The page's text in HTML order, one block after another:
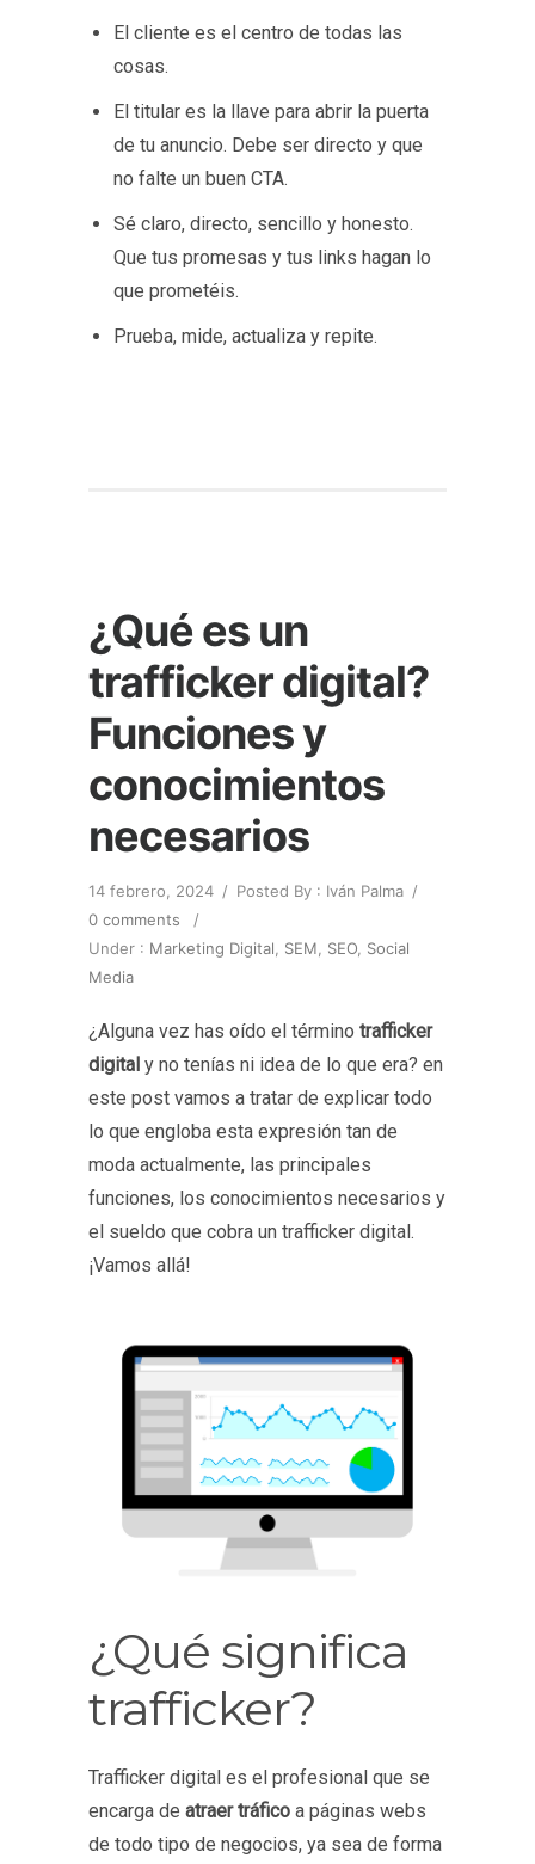
El cliente es el centro de todas las
cosas.
El titular es la llave para abrir la puerta
de tu anuncio. Debe ser directo y que
no falte un buen CTA.
Sé claro, directo, sencillo y honesto.
Que tus promesas y tus links hagan lo
que prometéis.
Prueba, mide, actualiza y repite.
¿Qué es un
trafficker digital?
Funciones y
conocimientos
necesarios
14 febrero, 2024 / Posted By : Iván Palma /
0 comments
/
Under : Marketing Digital SEM SEO Social
Media
¿Alguna vez has oído el término trafficker
digital y no tenías ni idea de lo que era? en
este post vamos a tratar de explicar todo
lo que engloba esta expresión tan de
moda actualmente, las principales
funciones, los conocimientos necesarios y
el sueldo que cobra un trafficker digital.
¡Vamos allá!
¿Qué significa
trafficker?
Trafficker digital es el profesional que se
encarga de atraer tráfico a páginas webs
de todo tipo de negocios, ya sea de forma